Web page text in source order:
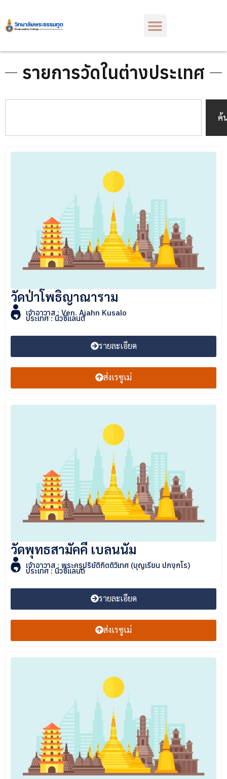
รายการวัดในต่างประเทศ
ค้
วัดป่าโพธิญาณาราม
เจ้าอาวาส : Ven. Ajahn Kusalo
ประเทศ : นิวซีแลนด์
รายละเอียด
ส่งเรซูเม่
วัดพุทธสามัคคี เบลนนัม
เจ้าอาวาส : พระครูปริยัติกิตติวิเทศ (บุญเรียน ปภงฺกโร)
ประเทศ : นิวซีแลนด์
รายละเอียด
ส่งเรซูเม่